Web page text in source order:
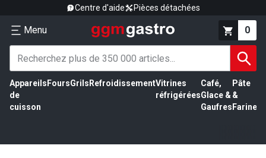
Centre d'aide Pièces détachées
Menu 0
Appareils
de
cuisson
FoursGrils RefroidissementVitrines
réfrigérées
Café,
Glace &
Gaufres
Pâte
&
Farine